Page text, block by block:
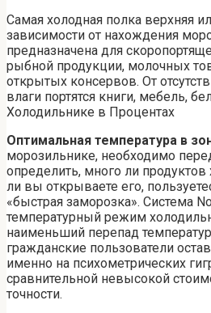
Самая холодная полка верхняя
зависимости от нахождения
предназначена для
рыбной продукции, молочных
открытых консервов. От
влаги портятся книги, мебель,
Холодильнике в Процентах
Оптимальная температура в
морозильнике, необходимо
определить, много ли продуктов
ли вы открываете его,
«быстрая заморозка». Система
температурный режим
наименьший перепад
гражданские пользователи
именно на психометрических
сравнительной невысокой
точности.